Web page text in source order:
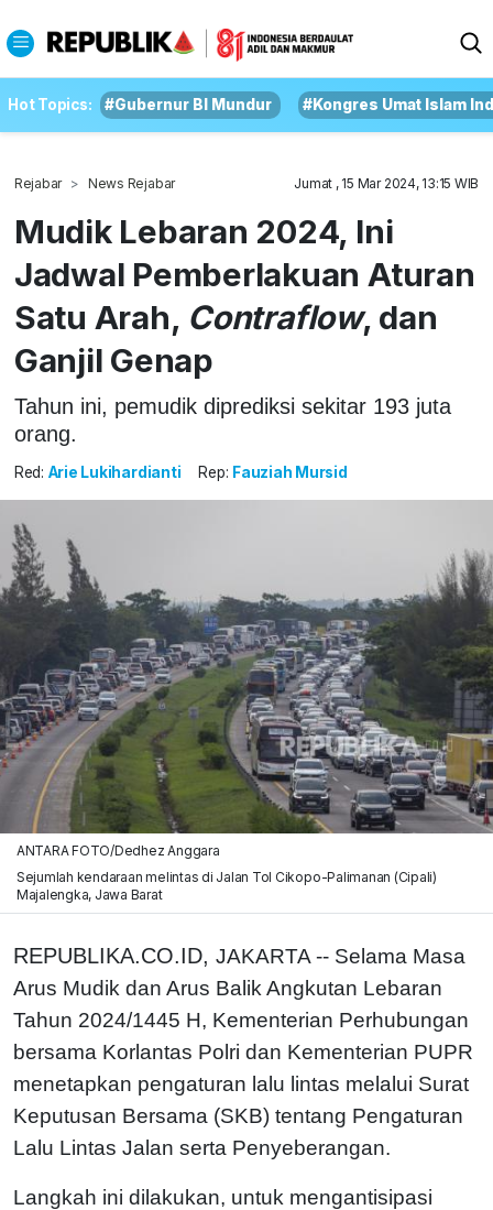
Hot Topics: #Gubernur BI Mundur #Kongres Umat Islam
Rejabar News Rejabar Jumat , 15 Mar 2024, 13:15 WIB
Mudik Lebaran 2024, Ini
Jadwal Pemberlakuan Aturan
Satu Arah, Contraflow, dan
Ganjil Genap
Tahun ini, pemudik diprediksi sekitar 193 juta
orang.
Red: Arie Lukihardianti Rep: Fauziah Mursid
ANTARA FOTO/Dedhez Anggara
Sejumlah kendaraan melintas di Jalan Tol Cikopo-Palimanan (Cipali)
Majalengka, Jawa Barat
REPUBLIKA.CO.ID, JAKARTA -- Selama Masa
Arus Mudik dan Arus Balik Angkutan Lebaran
Tahun 2024/1445 H, Kementerian Perhubungan
bersama Korlantas Polri dan Kementerian PUPR
menetapkan pengaturan lalu lintas melalui Surat
Keputusan Bersama (SKB) tentang Pengaturan
Lalu Lintas Jalan serta Penyeberangan.
Langkah ini dilakukan, untuk mengantisipasi